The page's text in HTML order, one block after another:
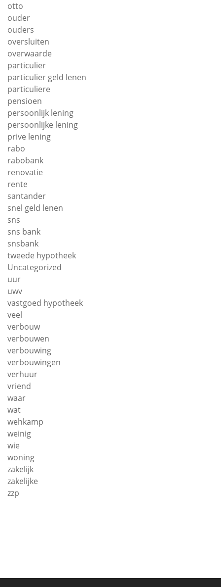
otto
ouder
ouders
oversluiten
overwaarde
particulier
particulier geld lenen
particuliere
pensioen
persoonlijk lening
persoonlijke lening
prive lening
rabo
rabobank
renovatie
rente
santander
snel geld lenen
sns
sns bank
snsbank
tweede hypotheek
Uncategorized
uur
uwv
vastgoed hypotheek
veel
verbouw
verbouwen
verbouwing
verbouwingen
verhuur
vriend
waar
wat
wehkamp
weinig
wie
woning
zakelijk
zakelijke
zzp